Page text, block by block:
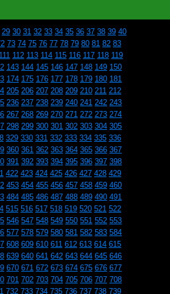
29 30 31 32 33 34 35 36 37 38 39 40
73 74 75 76 77 78 79 80 81 82 83
111 112 113 114 115 116 117 118 119
143 144 145 146 147 148 149 150
174 175 176 177 178 179 180 181
205 206 207 208 209 210 211 212
236 237 238 239 240 241 242 243
267 268 269 270 271 272 273 274
298 299 300 301 302 303 304 305
329 330 331 332 333 334 335 336
360 361 362 363 364 365 366 367
391 392 393 394 395 396 397 398
422 423 424 425 426 427 428 429
453 454 455 456 457 458 459 460
484 485 486 487 488 489 490 491
515 516 517 518 519 520 521 522
546 547 548 549 550 551 552 553
577 578 579 580 581 582 583 584
608 609 610 611 612 613 614 615
639 640 641 642 643 644 645 646
670 671 672 673 674 675 676 677
701 702 703 704 705 706 707 708
732 733 734 735 736 737 738 739